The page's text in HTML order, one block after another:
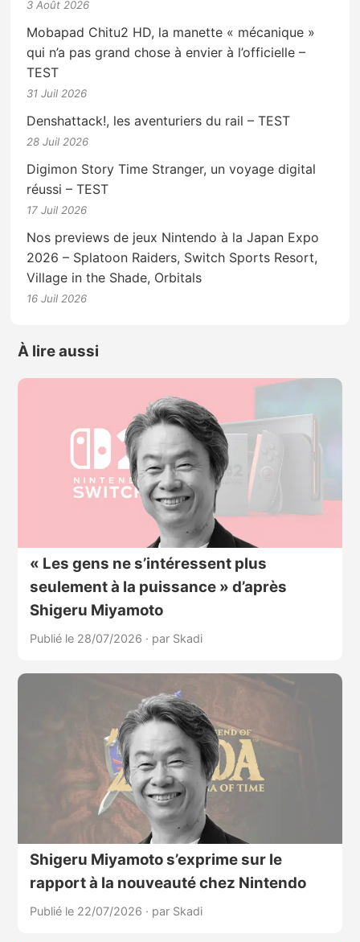
3 Août 2026
Mobapad Chitu2 HD, la manette « mécanique »
qui n’a pas grand chose à envier à l’officielle –
TEST
31 Juil 2026
Denshattack!, les aventuriers du rail – TEST
28 Juil 2026
Digimon Story Time Stranger, un voyage digital
réussi – TEST
17 Juil 2026
Nos previews de jeux Nintendo à la Japan Expo
2026 – Splatoon Raiders, Switch Sports Resort,
Village in the Shade, Orbitals
16 Juil 2026
À lire aussi
« Les gens ne s’intéressent plus
seulement à la puissance » d’après
Shigeru Miyamoto
Publié le 28/07/2026 · par Skadi
Shigeru Miyamoto s’exprime sur le
rapport à la nouveauté chez Nintendo
Publié le 22/07/2026 · par Skadi